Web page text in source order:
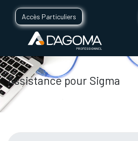
Accès Particuliers
Assistance pour Sigma